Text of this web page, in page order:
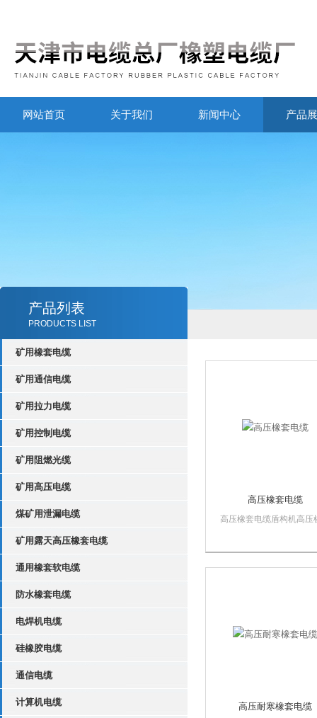
网站首页 关于我们 新闻中心 产品
产品列表
PRODUCTS LIST
矿用橡套电缆
矿用通信电缆
矿用拉力电缆
矿用控制电缆
矿用阻燃光缆
矿用高压电缆
煤矿用泄漏电缆
矿用露天高压橡套电缆
通用橡套软电缆
防水橡套电缆
电焊机电缆
硅橡胶电缆
通信电缆
计算机电缆
高压橡套电缆
高压橡套电缆盾构机高压
高压耐寒橡套电缆